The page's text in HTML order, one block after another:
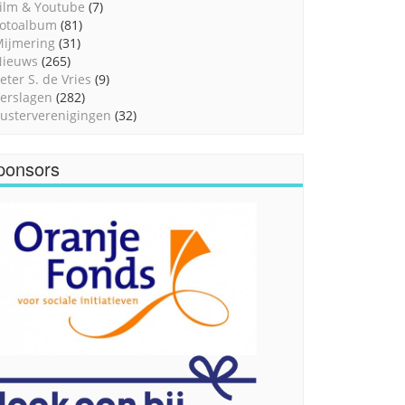
& Youtube (7)
(81)
(31)
(265)
S. de Vries (9)
(282)
(32)